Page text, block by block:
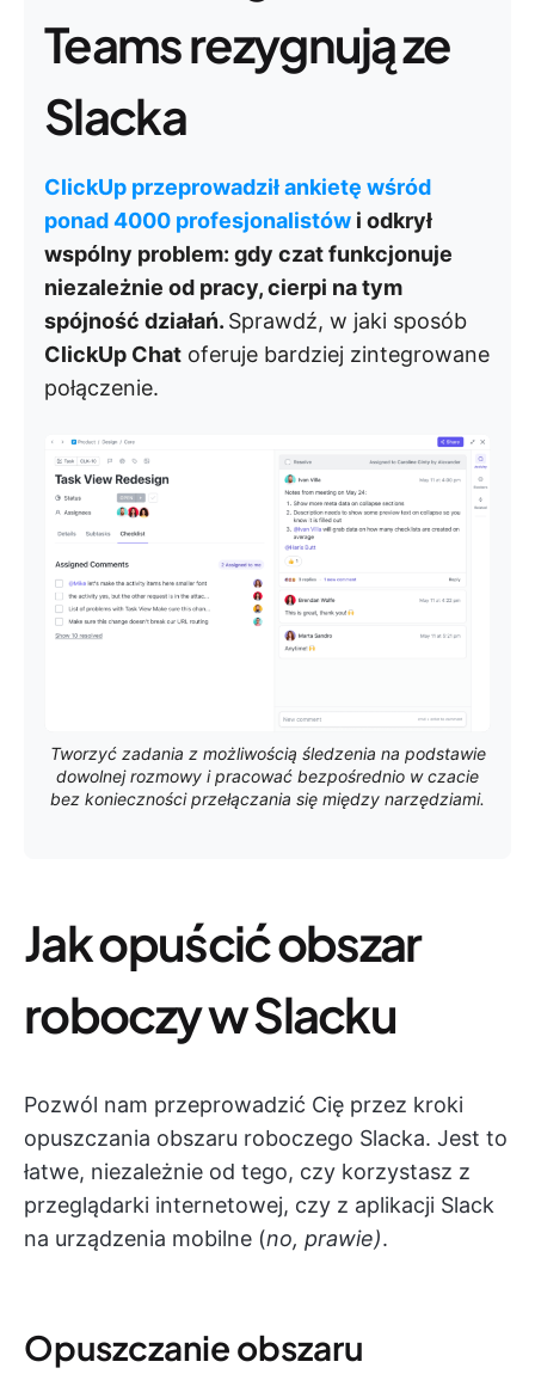
Teams rezygnują ze
Slacka
ClickUp przeprowadził ankietę wśród
ponad 4000 profesjonalistów i odkrył
wspólny problem: gdy czat funkcjonuje
niezależnie od pracy, cierpi na tym
spójność działań. Sprawdź, w jaki sposób
ClickUp Chat oferuje bardziej zintegrowane
połączenie.
Tworzyć zadania z możliwością śledzenia na podstawie
dowolnej rozmowy i pracować bezpośrednio w czacie
bez konieczności przełączania się między narzędziami.
Jak opuścić obszar
roboczy w Slacku
Pozwól nam przeprowadzić Cię przez kroki
opuszczania obszaru roboczego Slacka. Jest to
łatwe, niezależnie od tego, czy korzystasz z
przeglądarki internetowej, czy z aplikacji Slack
na urządzenia mobilne (no, prawie).
Opuszczanie obszaru